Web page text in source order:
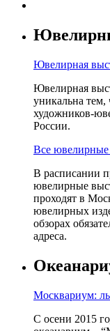
Ювелирная
Ювелирная
уникальна тем,
художников-
России.
Все ювелирные
В расписании
ювелирные
проходят в
ювелирных
обзорах
адреса.
Москвариум:
С осени 2015